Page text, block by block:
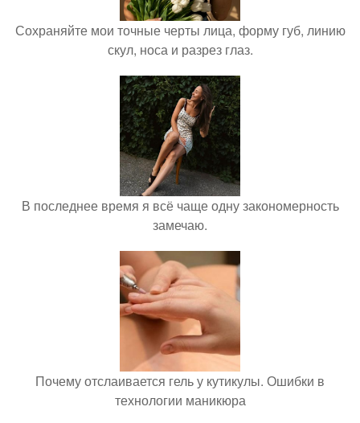
Сохраняйте мои точные черты лица, форму губ, линию
скул, носа и разрез глаз.
В последнее время я всё чаще одну закономерность
замечаю.
Почему отслаивается гель у кутикулы. Ошибки в
технологии маникюра